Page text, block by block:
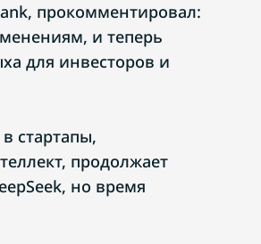
прокомментировал:
и теперь
для инвесторов и
стартапы,
продолжает
но время